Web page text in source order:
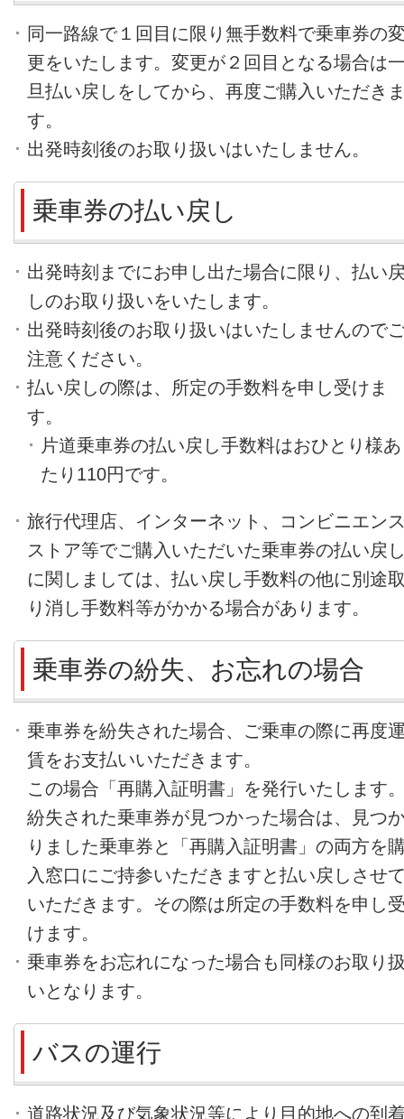
同一路線で１回目に限り無手数料で乗車券の
更をいたします。変更が２回目となる場合は
旦払い戻しをしてから、再度ご購入いただき
す。
出発時刻後のお取り扱いはいたしません。
乗車券の払い戻し
出発時刻までにお申し出た場合に限り、払い
しのお取り扱いをいたします。
出発時刻後のお取り扱いはいたしませんので
注意ください。
払い戻しの際は、所定の手数料を申し受けま
す。
片道乗車券の払い戻し手数料はおひとり様あ
たり110円です。
旅行代理店、インターネット、コンビニエン
ストア等でご購入いただいた乗車券の払い戻
に関しましては、払い戻し手数料の他に別途
り消し手数料等がかかる場合があります。
乗車券の紛失、お忘れの場合
乗車券を紛失された場合、ご乗車の際に再度
賃をお支払いいただきます。
この場合「再購入証明書」を発行いたします
紛失された乗車券が見つかった場合は、見つ
りました乗車券と「再購入証明書」の両方を
入窓口にご持参いただきますと払い戻しさせ
いただきます。その際は所定の手数料を申し
けます。
乗車券をお忘れになった場合も同様のお取り
いとなります。
バスの運行
道路状況及び気象状況等により目的地への到